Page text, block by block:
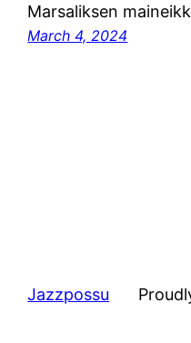
Marsaliksen
March 4, 2024
Jazzpossu